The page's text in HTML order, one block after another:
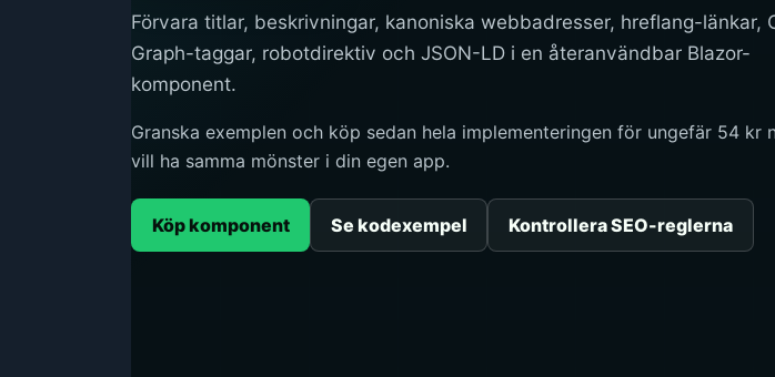
Förvara titlar, beskrivningar, kanoniska webbadresser, hreflang-länkar,
Graph-taggar, robotdirektiv och JSON-LD i en återanvändbar Blazor-
komponent.
Granska exemplen och köp sedan hela implementeringen för ungefär 54 kr
vill ha samma mönster i din egen app.
Köp komponent Se kodexempel Kontrollera SEO-reglerna